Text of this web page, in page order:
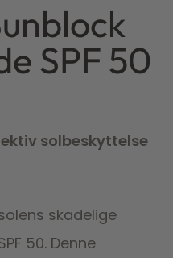
SPF 50
solbeskyttelse
skadelige
50. Denne